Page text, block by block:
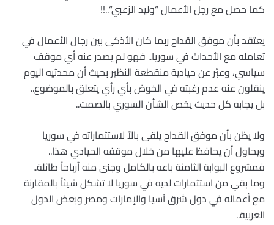
كما حصل مع رجل الأعمال “وليد الزعبي“..!!
يعتقد بأن موفق القداح ربما كان الأذكى بين رجال الأعمال في
تعامله مع الأحداث في سوريا.. فهو لم يصدر عنه أي موقف
سياسي، وعبّر عن حيادية منقطعة النظير بحيث أن محدثيه اليوم
ينقلون عنه عدم رغبته في الخوض بأي رأي يتعلق بالموضوع..
بل يجابه كل حديث يخص الشأن السوري بالصمت..
ولا يظن بأن موفق القداح يلقى بالاً لاستثماراته في سوريا
ويحاول أن يحافظ عليها من خلال موقفه الحيادي هذا..
فمشروع البوابة الثامنة باعه بالكامل وجنى منه أرباحاً طائلة..
وما بقي من استثمارات لديه في سوريا لا تشكل شيئاً بالمقارنة
مع أعماله في دول شرق آسيا والإمارات ومصر وبعض الدول
العربية..